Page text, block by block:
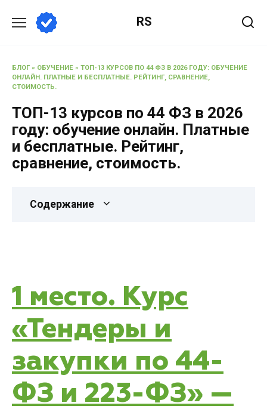
RS
БЛОГ» ОБУЧЕНИЕ » ТОП-13 КУРСОВ ПО 44 ФЗ В 2026 ГОДУ: ОБУЧЕНИЕ
ОНЛАЙН. ПЛАТНЫЕ И БЕСПЛАТНЫЕ. РЕЙТИНГ, СРАВНЕНИЕ,
СТОИМОСТЬ.
ТОП-13 курсов по 44 ФЗ в 2026
году: обучение онлайн. Платные
и бесплатные. Рейтинг,
сравнение, стоимость.
Содержание
1 место. Курс
«Тендеры и
закупки по 44-
ФЗ и 223-ФЗ» —